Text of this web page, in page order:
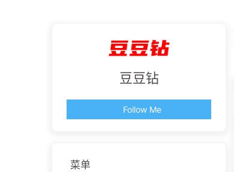
豆豆钻
Follow Me
菜单